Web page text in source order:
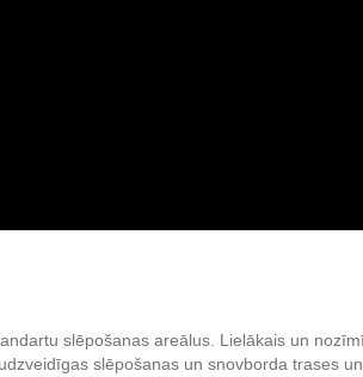
slēpošanas areālus. Lielākais un
slēpošanas un snovborda trases